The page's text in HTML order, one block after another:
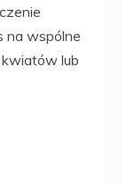
na wspólne
kwiatów lub